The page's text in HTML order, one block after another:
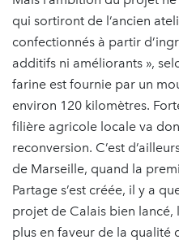
qui sortiront de l’ancien
confectionnés à partir
additifs ni améliorants »,
farine est fournie par un
environ 120 kilomètres.
filière agricole locale va
reconversion. C’est
de Marseille, quand la
Partage s’est créée, il y a
projet de Calais bien lancé,
plus en faveur de la qualité